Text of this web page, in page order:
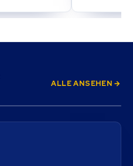
ALLE ANSEHEN →